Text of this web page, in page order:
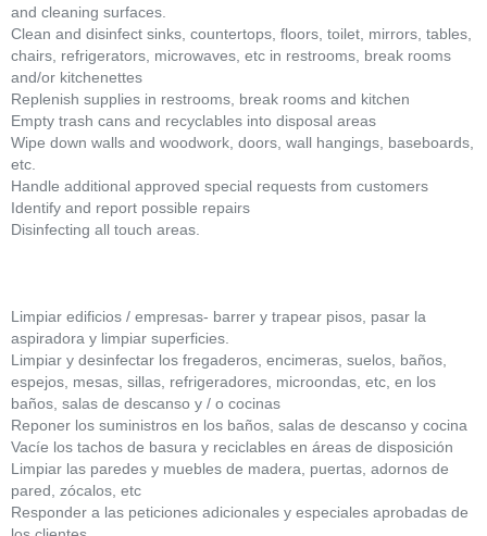
and cleaning surfaces.
Clean and disinfect sinks, countertops, floors, toilet, mirrors, tables,
chairs, refrigerators, microwaves, etc in restrooms, break rooms
and/or kitchenettes
Replenish supplies in restrooms, break rooms and kitchen
Empty trash cans and recyclables into disposal areas
Wipe down walls and woodwork, doors, wall hangings, baseboards,
etc.
Handle additional approved special requests from customers
Identify and report possible repairs
Disinfecting all touch areas.
Limpiar edificios / empresas- barrer y trapear pisos, pasar la
aspiradora y limpiar superficies.
Limpiar y desinfectar los fregaderos, encimeras, suelos, baños,
espejos, mesas, sillas, refrigeradores, microondas, etc, en los
baños, salas de descanso y / o cocinas
Reponer los suministros en los baños, salas de descanso y cocina
Vacíe los tachos de basura y reciclables en áreas de disposición
Limpiar las paredes y muebles de madera, puertas, adornos de
pared, zócalos, etc
Responder a las peticiones adicionales y especiales aprobadas de